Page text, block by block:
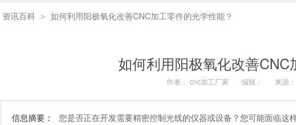
资讯百科 > 如何利用阳极氧化改善CNC加工零件的光学性能？
如何利用阳极氧化改善CNC
作者： cnc加工厂家 编辑： 来源：
信息摘要：
您是否正在开发需要精密控制光线的仪器或设备？您可能面临